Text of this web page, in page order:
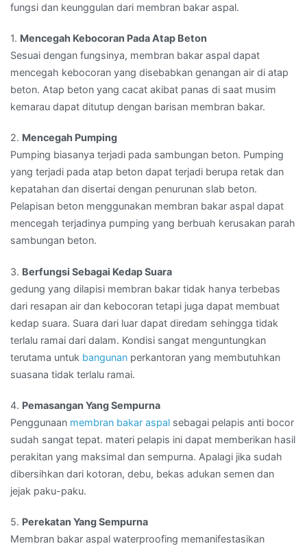
fungsi dan keunggulan dari membran bakar aspal.
1. Mencegah Kebocoran Pada Atap Beton
Sesuai dengan fungsinya, membran bakar aspal dapat
mencegah kebocoran yang disebabkan genangan air di atap
beton. Atap beton yang cacat akibat panas di saat musim
kemarau dapat ditutup dengan barisan membran bakar.
2. Mencegah Pumping
Pumping biasanya terjadi pada sambungan beton. Pumping
yang terjadi pada atap beton dapat terjadi berupa retak dan
kepatahan dan disertai dengan penurunan slab beton.
Pelapisan beton menggunakan membran bakar aspal dapat
mencegah terjadinya pumping yang berbuah kerusakan parah
sambungan beton.
3. Berfungsi Sebagai Kedap Suara
gedung yang dilapisi membran bakar tidak hanya terbebas
dari resapan air dan kebocoran tetapi juga dapat membuat
kedap suara. Suara dari luar dapat diredam sehingga tidak
terlalu ramai dari dalam. Kondisi sangat menguntungkan
terutama untuk bangunan perkantoran yang membutuhkan
suasana tidak terlalu ramai.
4. Pemasangan Yang Sempurna
Penggunaan membran bakar aspal sebagai pelapis anti bocor
sudah sangat tepat. materi pelapis ini dapat memberikan hasil
perakitan yang maksimal dan sempurna. Apalagi jika sudah
dibersihkan dari kotoran, debu, bekas adukan semen dan
jejak paku-paku.
5. Perekatan Yang Sempurna
Membran bakar aspal waterproofing memanifestasikan